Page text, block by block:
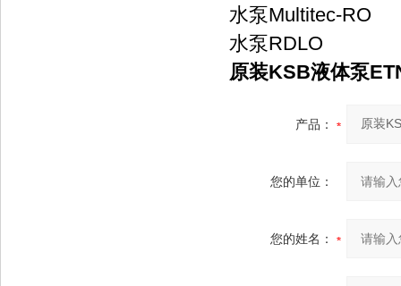
水泵Multitec-RO
水泵RDLO
原装KSB液体泵
产品：
您的单位：
您的姓名：